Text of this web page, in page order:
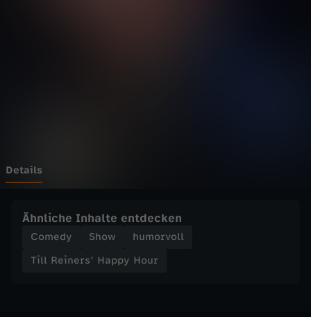
H
p
Details
Ähnliche Inhalte entdecken
Comedy Show
humorvoll
Till Reiners’ Happy Hour